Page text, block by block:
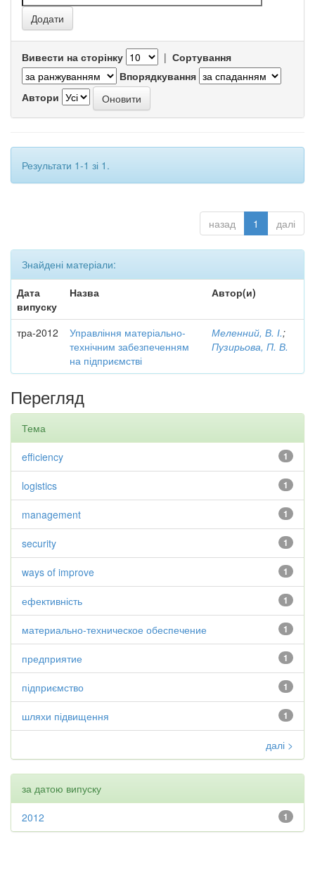
Вивести на сторінку | Сортування
Впорядкування
Автори
Результати 1-1 зі 1.
назад 1 далі
Знайдені матеріали:
Дата
випуску
Назва Автор(и)
тра-2012
Управління матеріально-
технічним забезпеченням
на підприємстві
Меленний, В. І.;
Пузирьова, П. В.
Перегляд
Тема
1
efficiency
1
logistics
1
management
1
security
1
ways of improve
1
ефективність
1
материально-техническое обеспечение
1
предприятие
1
підприємство
1
шляхи підвищення
далі >
за датою випуску
1
2012